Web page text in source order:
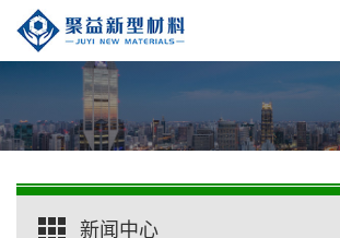
新闻中心